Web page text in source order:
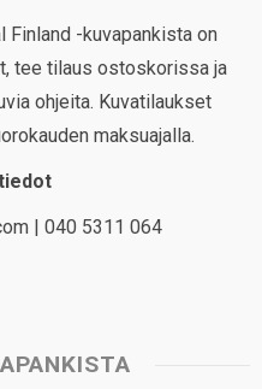
Finland -kuvapankista on
tee tilaus ostoskorissa ja
ohjeita. Kuvatilaukset
maksuajalla.
| 040 5311 064